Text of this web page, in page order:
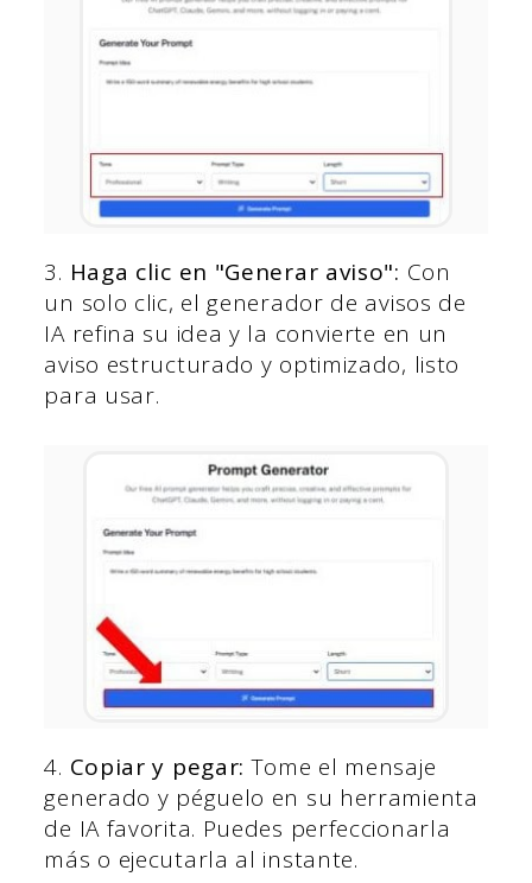
3. Haga clic en "Generar aviso": Con
un solo clic, el generador de avisos de
IA refina su idea y la convierte en un
aviso estructurado y optimizado, listo
para usar.
4. Copiar y pegar: Tome el mensaje
generado y péguelo en su herramienta
de IA favorita. Puedes perfeccionarla
más o ejecutarla al instante.